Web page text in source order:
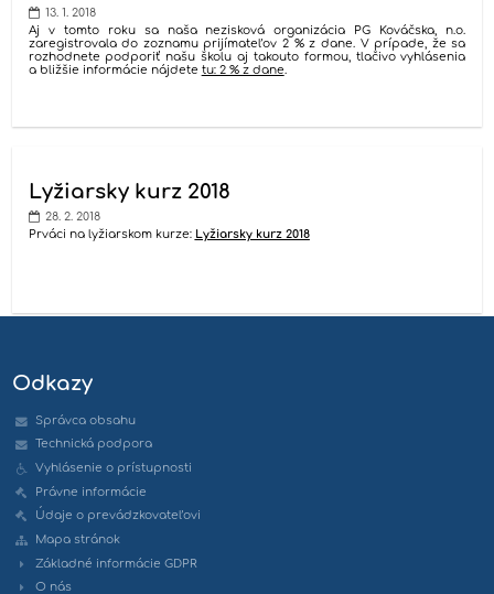
13. 1. 2018
Aj v tomto roku sa naša nezisková organizácia PG Kováčska, n.o.
zaregistrovala do zoznamu prijímateľov 2 % z dane. V prípade, že sa
rozhodnete podporiť našu školu aj takouto formou, tlačivo vyhlásenia
a bližšie informácie nájdete tu: 2 % z dane.
Lyžiarsky kurz 2018
28. 2. 2018
Prváci na lyžiarskom kurze: Lyžiarsky kurz 2018
Odkazy
Správca obsahu
Technická podpora
Vyhlásenie o prístupnosti
Právne informácie
Údaje o prevádzkovateľovi
Mapa stránok
Základné informácie GDPR
O nás